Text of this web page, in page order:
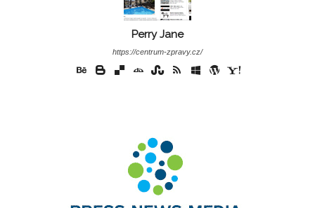
Perry Jane
https://centrum-zpravy.cz/